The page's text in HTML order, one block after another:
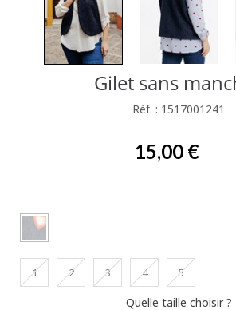
Gilet sans
Réf. : 1517001241
15,00 €
1 2 3 4 5
Quelle taille choisir ?